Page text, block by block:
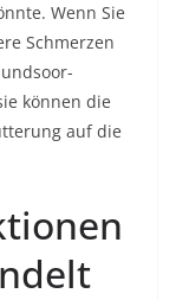
Wenn Sie
Schmerzen
können die
auf die